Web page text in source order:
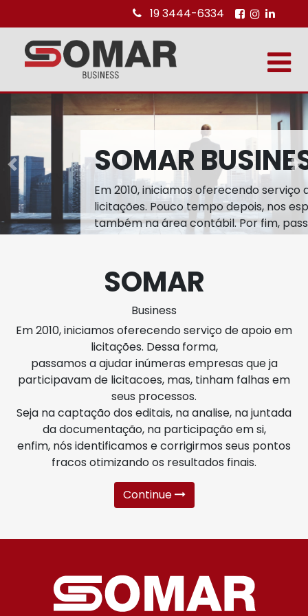
19 3444-6334
SOMAR
Em 2010, iniciamos oferecendo serviço
licitações. Pouco tempo depois, nos
também na área contábil. Por fim,
ramo de representações e promoção
Continue
Previous
SOMAR
Business
Em 2010, iniciamos oferecendo serviço de apoio em
licitações. Dessa forma,
passamos a ajudar inúmeras empresas que ja
participavam de licitacoes, mas, tinham falhas em
seus processos.
Seja na captação dos editais, na analise, na juntada
da documentação, na participação em si,
enfim, nós identificamos e corrigirmos seus pontos
fracos otimizando os resultados finais.
Continue